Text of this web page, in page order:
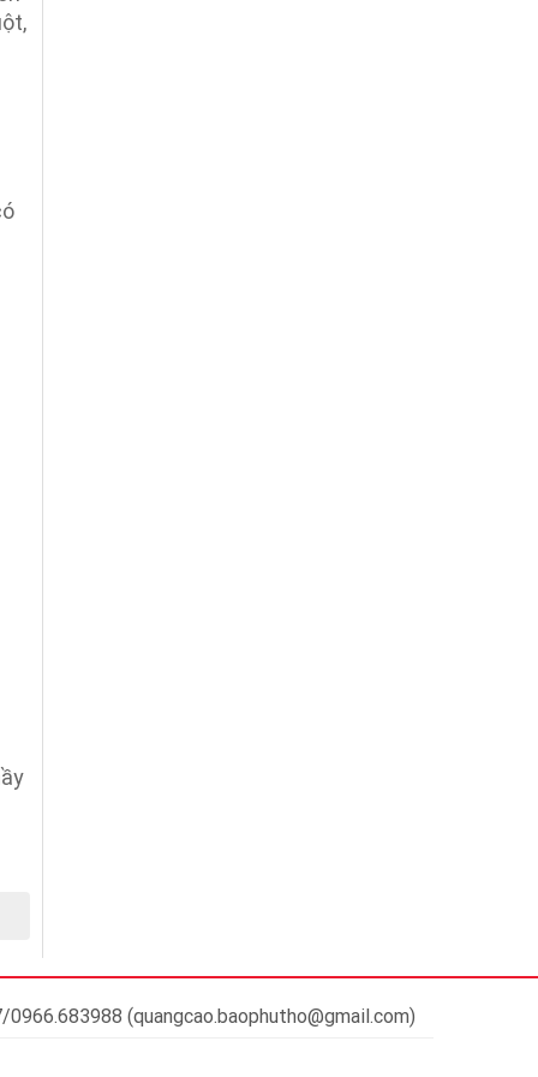
(quangcao.baophutho@gmail.com)